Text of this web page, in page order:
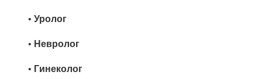
• Уролог
• Невролог
• Гинеколог